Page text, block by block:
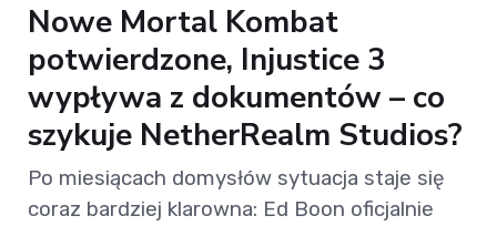
Nowe Mortal Kombat
potwierdzone, Injustice 3
wypływa z dokumentów – co
szykuje NetherRealm Studios?
Po miesiącach domysłów sytuacja staje się
coraz bardziej klarowna: Ed Boon oficjalnie